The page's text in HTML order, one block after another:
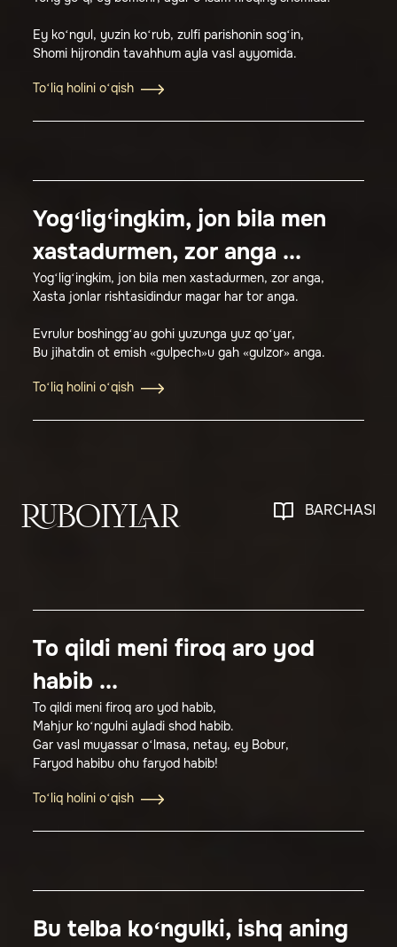
Ey ko‘ngul, yuzin ko‘rub, zulfi parishonin sog‘in,
Shomi hijrondin tavahhum ayla vasl ayyomida.
To‘liq holini o‘qish
Yog‘lig‘ingkim, jon bila men
xastadurmen, zor anga ...
Yog‘lig‘ingkim, jon bila men xastadurmen, zor anga,
Xasta jonlar rishtasidindur magar har tor anga.
Evrulur boshingg‘au gohi yuzunga yuz qo‘yar,
Bu jihatdin ot emish «gulpech»u gah «gulzor» anga.
To‘liq holini o‘qish
RUBOIYLAR BARCHASI
To qildi meni firoq aro yod
habib ...
To qildi meni firoq aro yod habib,
Mahjur ko‘ngulni ayladi shod habib.
Gar vasl muyassar o‘lmasa, netay, ey Bobur,
Faryod habibu ohu faryod habib!
To‘liq holini o‘qish
Bu telba ko‘ngulki, ishq aning